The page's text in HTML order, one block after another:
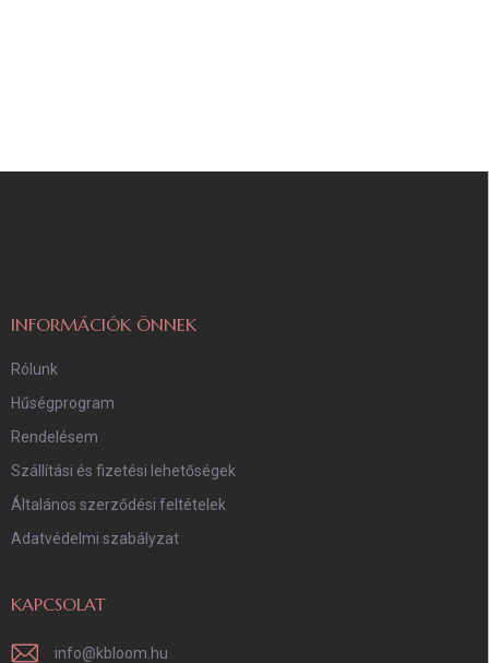
INFORMÁCIÓK ÖNNEK
Rólunk
Hűségprogram
Rendelésem
Szállítási és fizetési lehetőségek
Általános szerződési feltételek
Adatvédelmi szabályzat
KAPCSOLAT
info@kbloom.hu